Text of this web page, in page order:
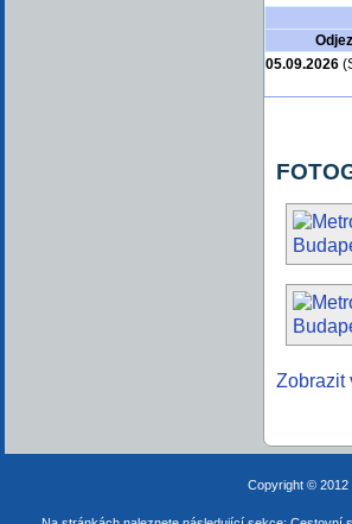
05.09.2026
Zobrazit
Copyright © 2012